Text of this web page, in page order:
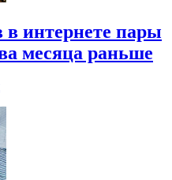
в интернете пары
месяца раньше